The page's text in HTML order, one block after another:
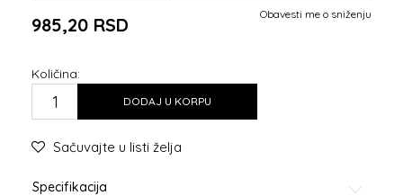
985,20 RSD Obavesti me o sniženju
Količina:
DODAJ U KORPU
Sačuvajte u listi želja
Specifikacija